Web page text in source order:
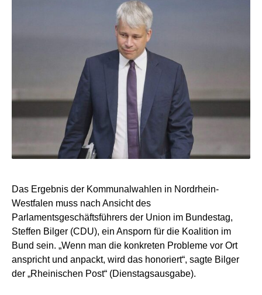
Das Ergebnis der Kommunalwahlen in Nordrhein-
Westfalen muss nach Ansicht des
Parlamentsgeschäftsführers der Union im Bundestag,
Steffen Bilger (CDU), ein Ansporn für die Koalition im
Bund sein. „Wenn man die konkreten Probleme vor Ort
anspricht und anpackt, wird das honoriert“, sagte Bilger
der „Rheinischen Post“ (Dienstagsausgabe).